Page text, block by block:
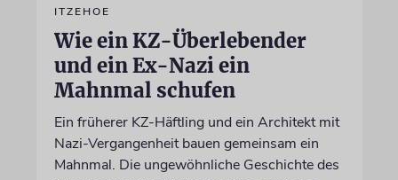
ITZEHOE
Wie ein KZ-Überlebender
und ein Ex-Nazi ein
Mahnmal schufen
Ein früherer KZ-Häftling und ein Architekt mit
Nazi-Vergangenheit bauen gemeinsam ein
Mahnmal. Die ungewöhnliche Geschichte des